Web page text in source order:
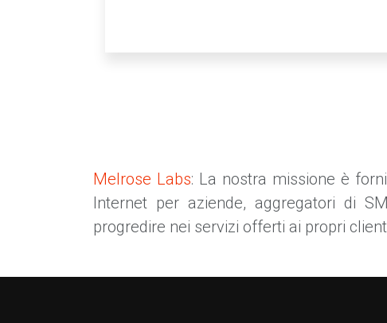
Melrose Labs: La nostra missione è
Internet per aziende, aggregatori di
progredire nei servizi offerti ai propri